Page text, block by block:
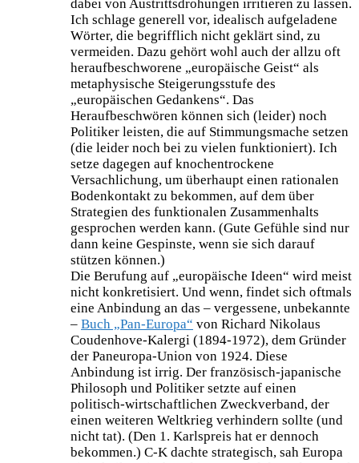
dabei von Austrittsdrohungen irritieren zu lassen.
Ich schlage generell vor, idealisch aufgeladene
Wörter, die begrifflich nicht geklärt sind, zu
vermeiden. Dazu gehört wohl auch der allzu oft
heraufbeschworene „europäische Geist“ als
metaphysische Steigerungsstufe des
„europäischen Gedankens“. Das
Heraufbeschwören können sich (leider) noch
Politiker leisten, die auf Stimmungsmache setzen
(die leider noch bei zu vielen funktioniert). Ich
setze dagegen auf knochentrockene
Versachlichung, um überhaupt einen rationalen
Bodenkontakt zu bekommen, auf dem über
Strategien des funktionalen Zusammenhalts
gesprochen werden kann. (Gute Gefühle sind nur
dann keine Gespinste, wenn sie sich darauf
stützen können.)
Die Berufung auf „europäische Ideen“ wird meist
nicht konkretisiert. Und wenn, findet sich oftmals
eine Anbindung an das – vergessene, unbekannte
– Buch „Pan-Europa“ von Richard Nikolaus
Coudenhove-Kalergi (1894-1972), dem Gründer
der Paneuropa-Union von 1924. Diese
Anbindung ist irrig. Der französisch-japanische
Philosoph und Politiker setzte auf einen
politisch-wirtschaftlichen Zweckverband, der
einen weiteren Weltkrieg verhindern sollte (und
nicht tat). (Den 1. Karlspreis hat er dennoch
bekommen.) C-K dachte strategisch, sah Europa